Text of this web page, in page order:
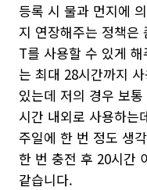
등록 시 물과 먼지에
지 연장해주는 정책은
T를 사용할 수 있게
는 최대 28시간까지
있는데 저의 경우 보
시간 내외로 사용하는
주일에 한 번 정도 생
한 번 충전 후 20시간
같습니다.